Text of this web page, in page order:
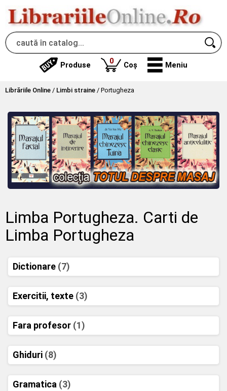
Produse 0produse
Coș Meniu
Librăriile Online / Limbi straine / Portugheza
Limba Portugheza. Carti de
Limba Portugheza
Dictionare (7)
Exercitii, texte (3)
Fara profesor (1)
Ghiduri (8)
Gramatica (3)